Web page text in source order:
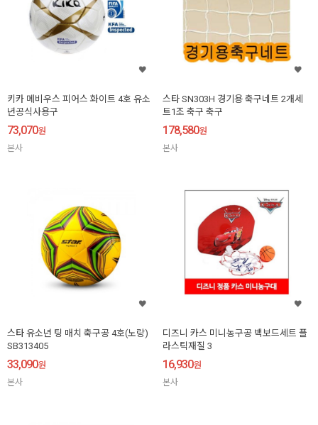
키카 메비우스 피어스 화이트 4호 유소
년공식사용구
73,070원
본사
스타 SN303H 경기용 축구네트 2개세
트1조 축구 축구
178,580원
본사
스타 유소년 팅 매치 축구공 4호(노랑)
SB313405
33,090원
본사
디즈니 카스 미니농구공 백보드세트 플
라스틱재질 3
16,930원
본사